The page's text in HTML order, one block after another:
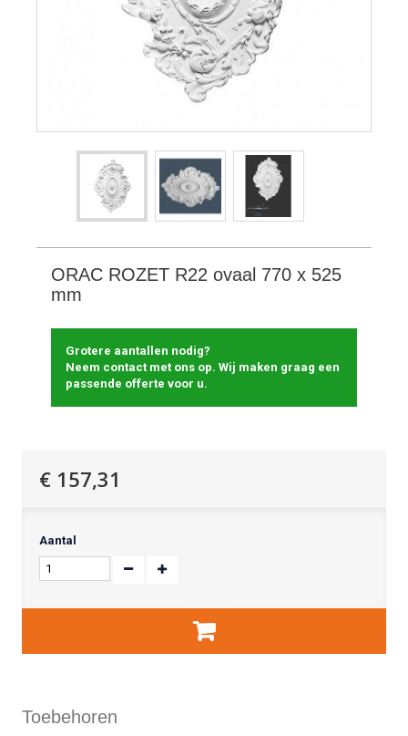
ORAC ROZET R22 ovaal 770 x 525
mm
Grotere aantallen nodig?
Neem contact met ons op. Wij maken graag een
passende offerte voor u.
€ 157,31
Aantal
Toebehoren